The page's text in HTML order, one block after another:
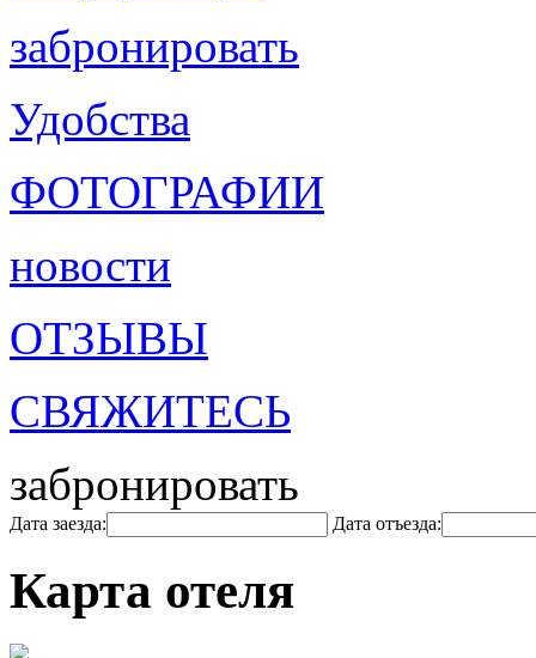
забронировать
Удобства
ФОТОГРАФИИ
новости
ОТЗЫВЫ
СВЯЖИТЕСЬ
забронировать
Дата заезда: Дата отъезда:
Карта отеля